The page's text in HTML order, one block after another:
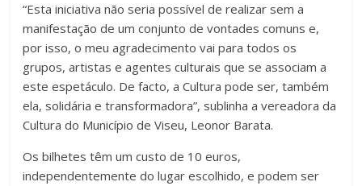
“Esta iniciativa não seria possível de realizar sem a
manifestação de um conjunto de vontades comuns e,
por isso, o meu agradecimento vai para todos os
grupos, artistas e agentes culturais que se associam a
este espetáculo. De facto, a Cultura pode ser, também
ela, solidária e transformadora”, sublinha a vereadora da
Cultura do Município de Viseu, Leonor Barata.
Os bilhetes têm um custo de 10 euros,
independentemente do lugar escolhido, e podem ser